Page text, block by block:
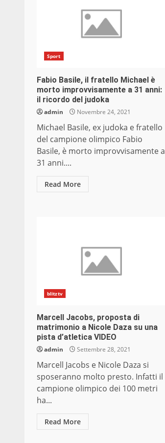
Sport
Fabio Basile, il fratello Michael è
morto improvvisamente a 31 anni:
il ricordo del judoka
admin Novembre 24, 2021
Michael Basile, ex judoka e fratello
del campione olimpico Fabio
Basile, è morto improvvisamente a
31 anni....
Read More
blitztv
Marcell Jacobs, proposta di
matrimonio a Nicole Daza su una
pista d’atletica VIDEO
admin Settembre 28, 2021
Marcell Jacobs e Nicole Daza si
sposeranno molto presto. Infatti il
campione olimpico dei 100 metri
ha...
Read More